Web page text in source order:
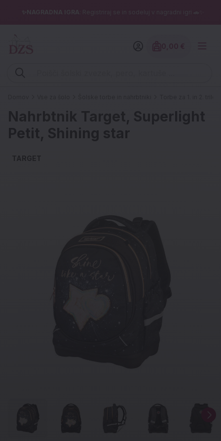
✨NAGRADNA IGRA : Registriraj se in sodeluj v nagradni igri 🚗✨
Vpišite iskalni niz (šolski zvezek, pero, kartuše ...)
Znesek
Nahrbtnik Target, Superlight
Petit, Shining star
TARGET